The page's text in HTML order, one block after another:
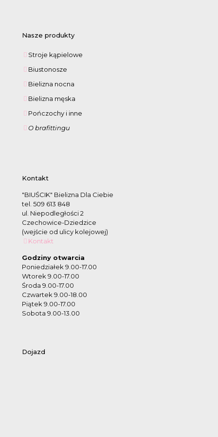
Nasze produkty
Stroje kąpielowe
Biustonosze
Bielizna nocna
Bielizna męska
Pończochy i inne
O brafittingu
Kontakt
"BIUŚCIK" Bielizna Dla Ciebie
tel. 509 613 848
ul. Niepodległości 2
Czechowice-Dziedzice
(wejście od ulicy kolejowej)
Kontakt
Godziny otwarcia
Poniedziałek 9.00-17.00
Wtorek 9.00-17.00
Środa 9.00-17.00
Czwartek 9.00-18.00
Piątek 9.00-17.00
Sobota 9.00-13.00
Dojazd